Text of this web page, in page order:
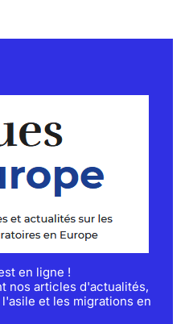
en ligne !
nos articles d'actualités,
et les migrations en